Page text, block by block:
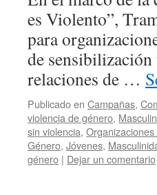
es Violento”,
para
de
relaciones de …
Publicado en Campañas,
violencia de género,
sin violencia,
Género, Jóvenes,
género | Dejar un comentario